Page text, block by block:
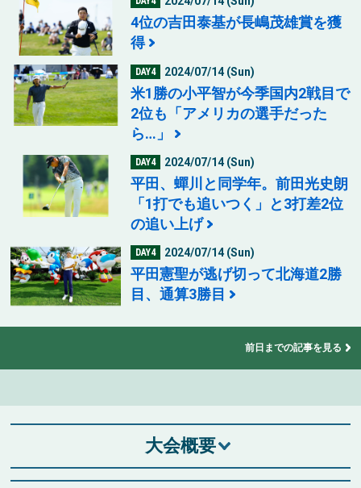
4位の吉田泰基が長嶋茂雄賞を獲
得
DAY4 2024/07/14 (Sun)
米1勝の小平智が今季国内2戦目で
2位も「アメリカの選手だった
ら…」
DAY4 2024/07/14 (Sun)
平田、蟬川と同学年。前田光史朗
「1打でも追いつく」と3打差2位
の追い上げ
DAY4 2024/07/14 (Sun)
平田憲聖が逃げ切って北海道2勝
目、通算3勝目
前日までの記事を見る
大会概要